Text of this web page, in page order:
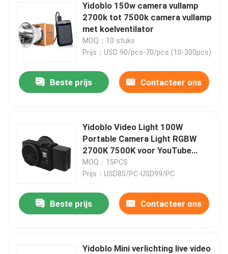
Producten
Video's
Over ons
Kwaliteitscontrole
Neem contact met ons op
Nieuws
Yidoblo 150w camera vullamp
2700k tot 7500k camera vullamp
met koelventilator
MOQ：10 stuks
Prijs：USD 90/pcs-70/pcs (10-300pcs)
Beste prijs Contacteer ons
Yidoblo Video Light 100W
Portable Camera Light RGBW
2700K 7500K voor YouTube
TikTok Krachtige Pocket fill
Light
MOQ：15PCS
Prijs：USD85/PC-USD99/PC
Beste prijs Contacteer ons
Yidoblo Mini verlichting live video